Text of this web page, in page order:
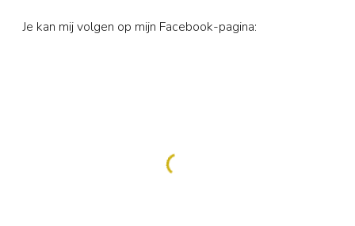
Je kan mij volgen op mijn Facebook-pagina: